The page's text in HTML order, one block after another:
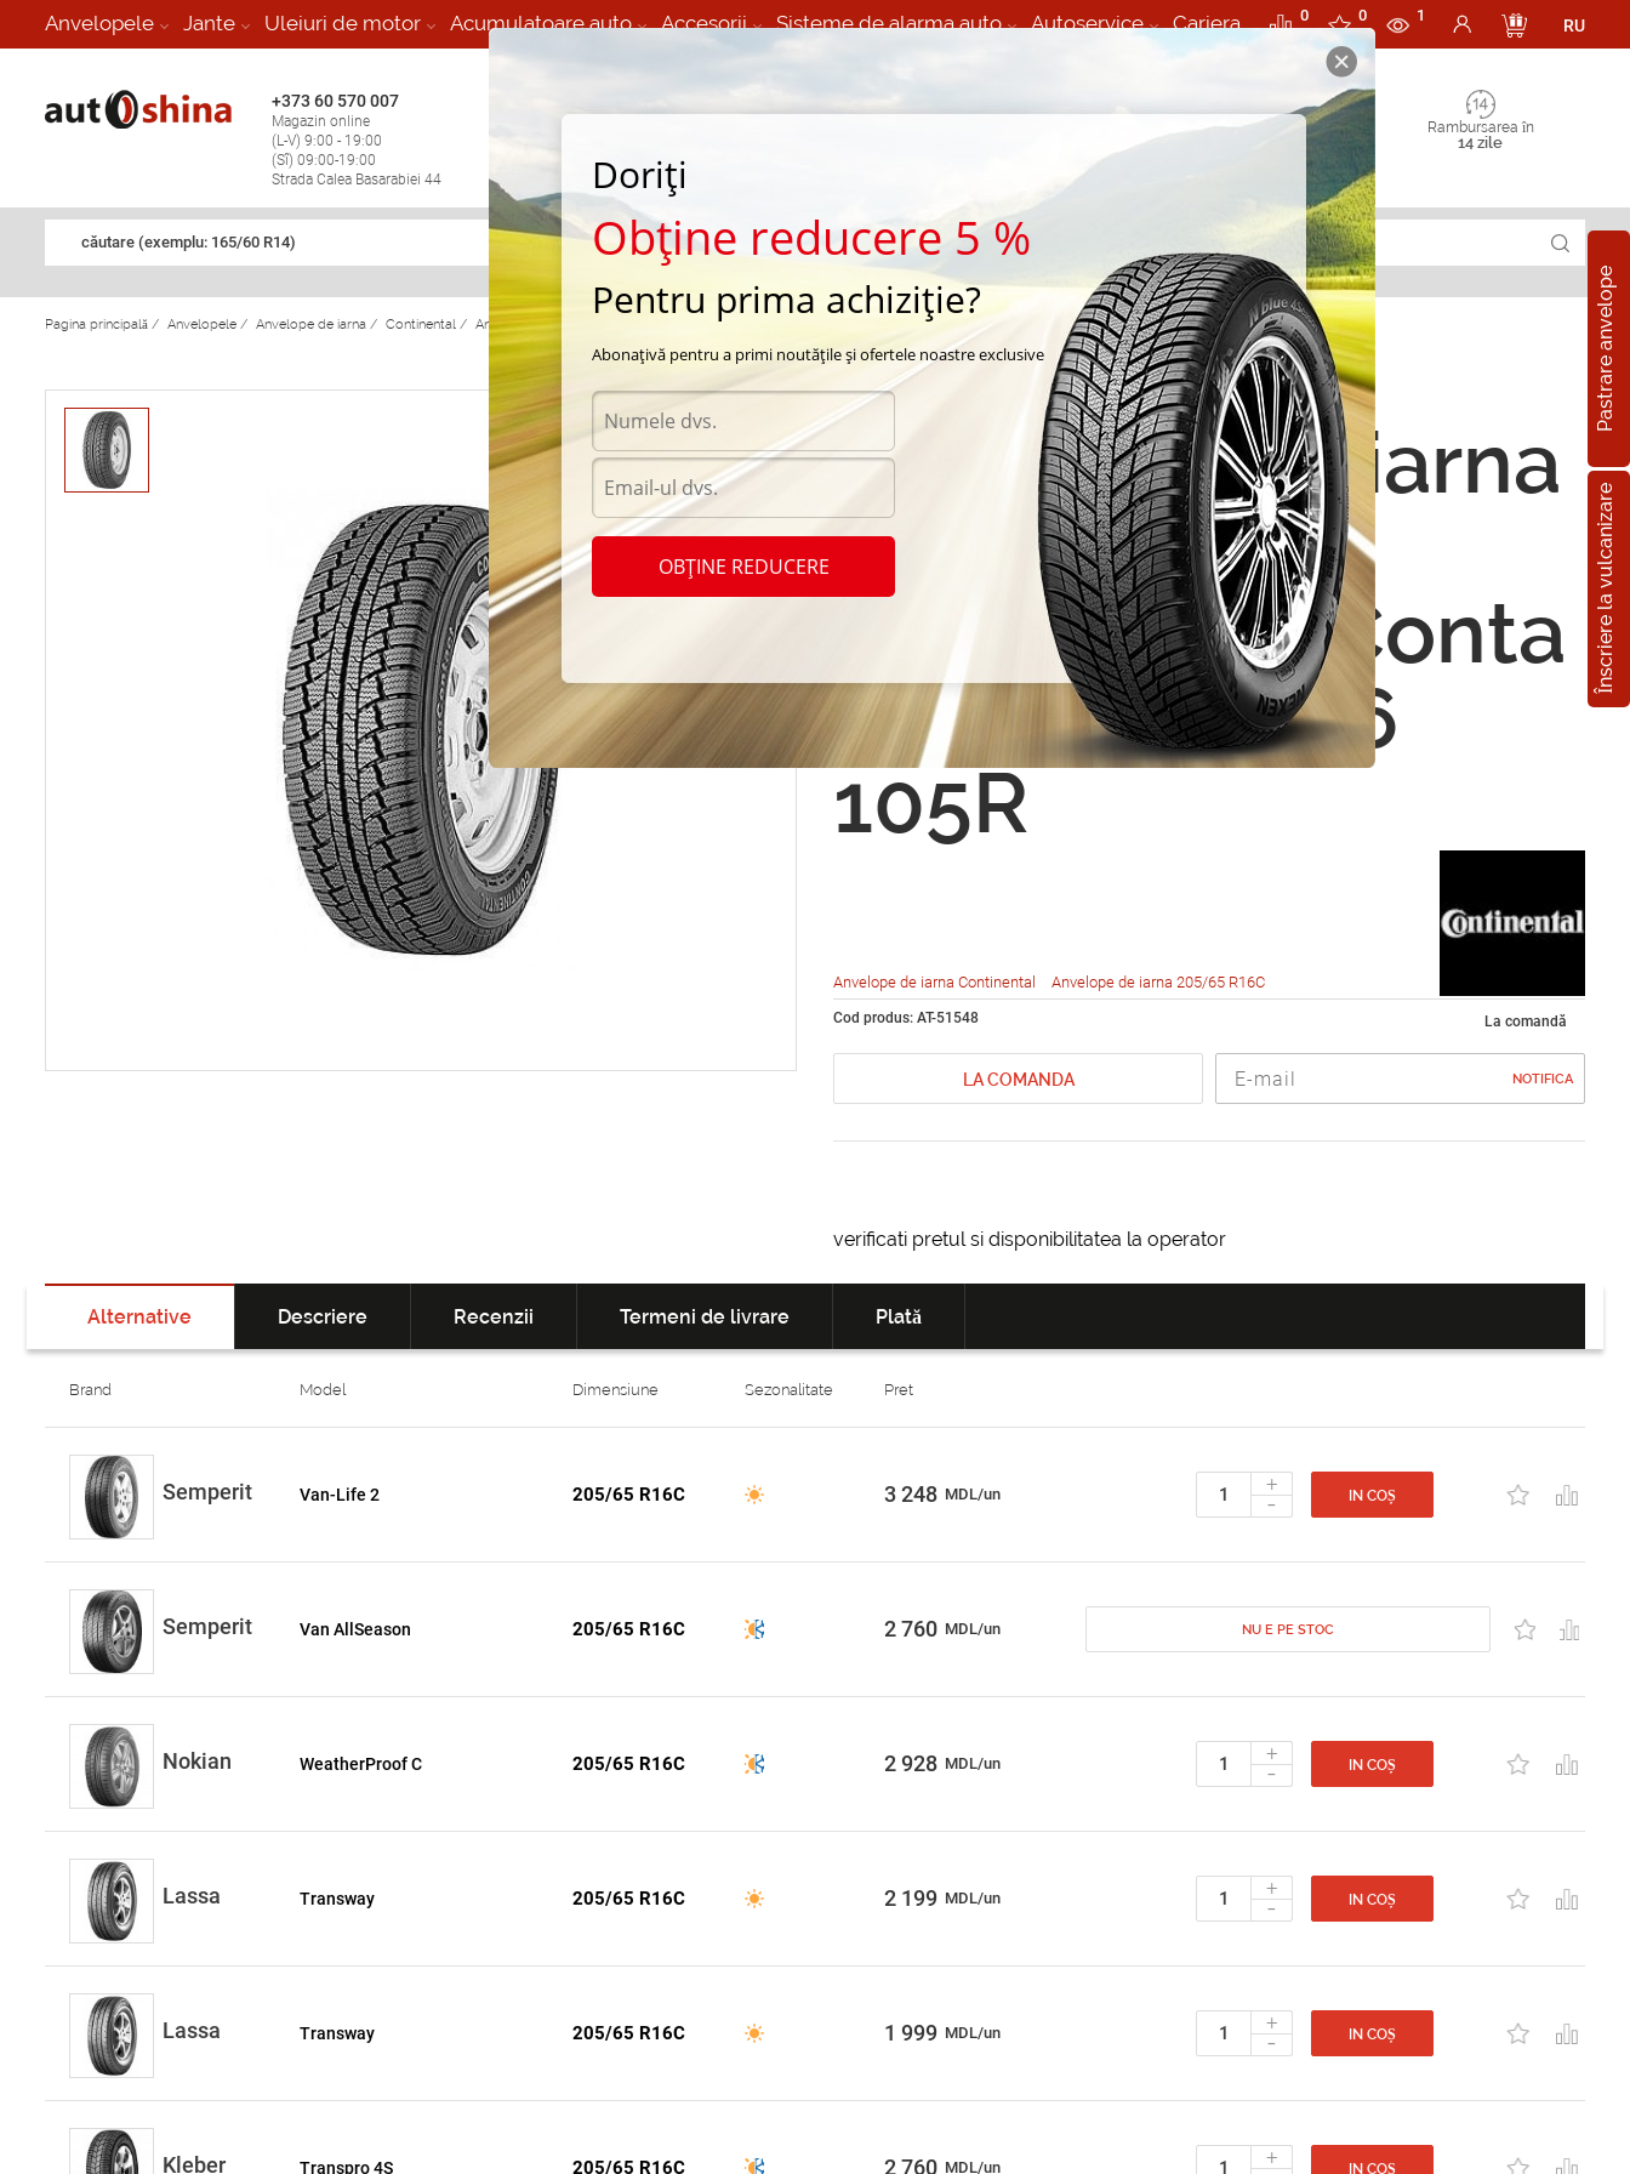
Anvelopele Jante Uleiuri de motor Acumulatoare auto Accesorii Sisteme de alarma auto Autoservice Cariera 0 0 1
RU
+373 60 570 007
Magazin online
(L-V) 9:00 - 19:00
(Sî) 09:00-19:00
Strada Calea Basarabiei 44
Vulcanizare Mobila 24/7 non
Rambursarea în
14 zile
căutare (exemplu: 165/60 R14)
Pastrare anvelope
Înscriere la vulcanizare
Pagina principală / Anvelopele / Anvelope de iarna / Continental / Anvelope de iarna Continental Continental VancoVikingContact Continental VancoVikingContact 205/65 R16 105R
Anvelope de iarna
Continental
VancoVikingConta
ct 205/65 R16
105R
Anvelope de iarna Continental Anvelope de iarna 205/65 R16C
Cod produs: AT-51548 La comandă
LA COMANDA NOTIFICA
verificati pretul si disponibilitatea la operator
Alternative Descriere Recenzii Termeni de livrare Plată
Brand Model Dimensiune Sezonalitate Pret
Semperit Van-Life 2 205/65 R16C 3 248 MDL/un +
- IN COȘ
Semperit Van AllSeason 205/65 R16C 2 760 MDL/un NU E PE STOC
Nokian WeatherProof C 205/65 R16C 2 928 MDL/un +
- IN COȘ
Lassa Transway 205/65 R16C 2 199 MDL/un +
- IN COȘ
Lassa Transway 205/65 R16C 1 999 MDL/un +
- IN COȘ
Kleber Transpro 4S 205/65 R16C 2 760 MDL/un + IN COȘ
Doriți
Obține reducere 5 %
Pentru prima achiziție?
Abonațivă pentru a primi noutățile și ofertele noastre exclusive
OBȚINE REDUCERE